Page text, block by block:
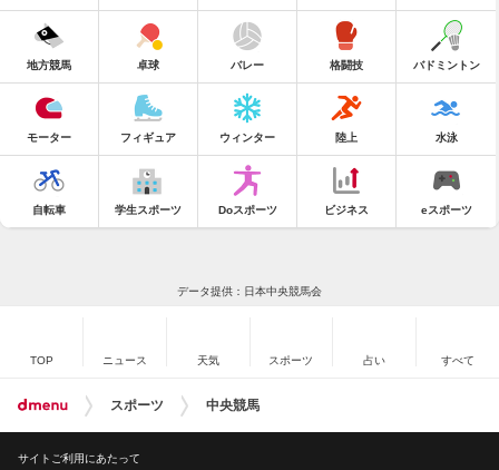
地方競馬 卓球 バレー 格闘技 バドミントン
モーター フィギュア ウィンター 陸上 水泳
自転車 学生スポーツ Doスポーツ ビジネス eスポーツ
データ提供：日本中央競馬会
TOP ニュース 天気 スポーツ 占い すべて
スポーツ 中央競馬
サイトご利用にあたって